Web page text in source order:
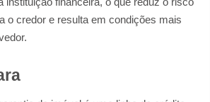
o credor e resulta em condições mais